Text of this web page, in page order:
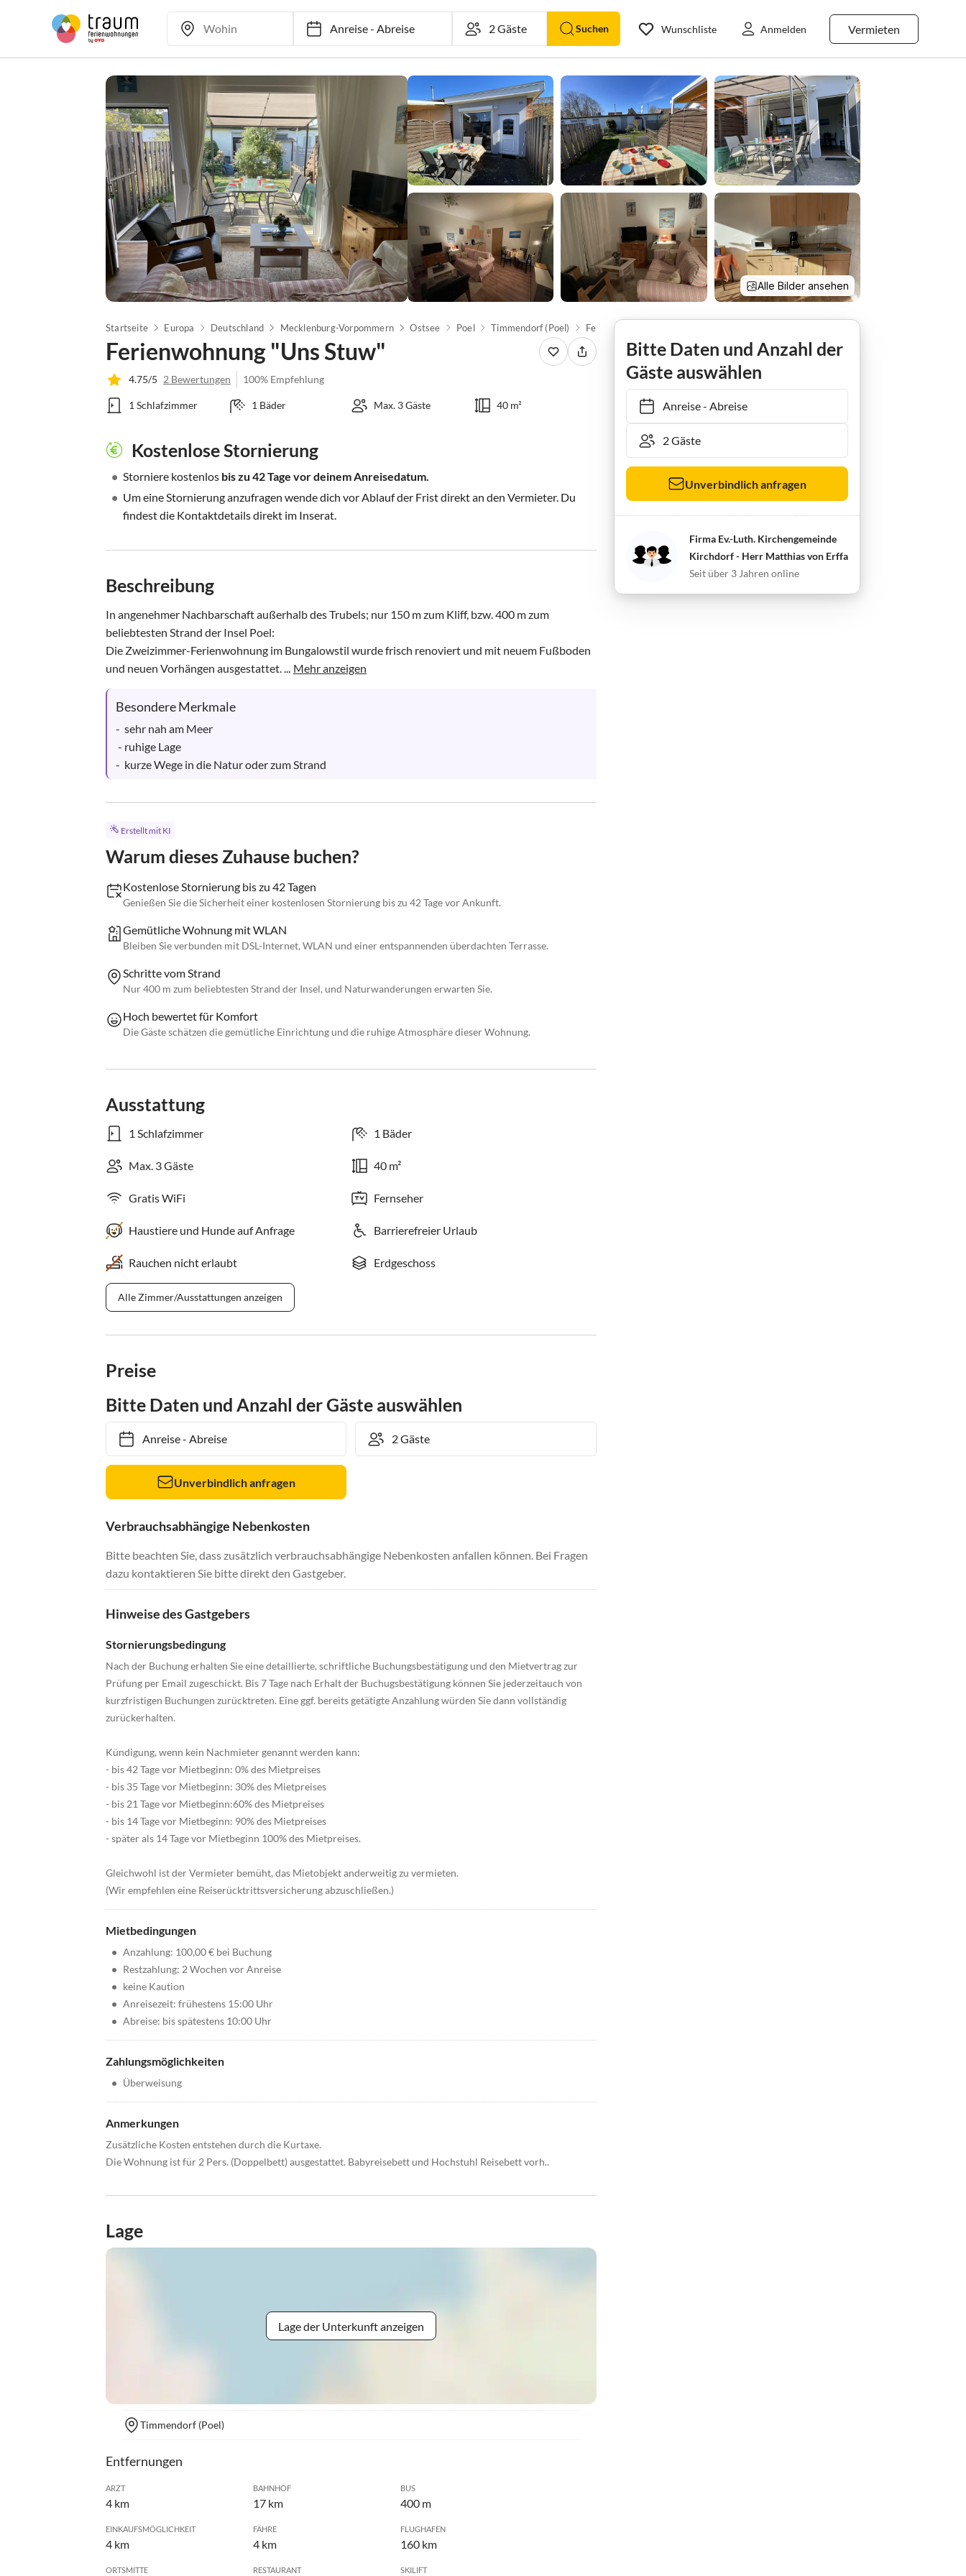
Anreise-Abreise Suchen Vermieten
Wunschliste Anmelden
Alle Bilder ansehen
Startseite Europa Deutschland Mecklenburg-Vorpommern Ostsee Poel Timmendorf (Poel) Ferienwohnung "Uns Stuw"
Ferienwohnung "Uns Stuw"
4.75/5 2 Bewertungen 100% Empfehlung
1 Schlafzimmer 1 Bäder Max. 3 Gäste 40 m²
Kostenlose Stornierung
• Storniere kostenlos bis zu 42 Tage vor deinem Anreisedatum.
• Um eine Stornierung anzufragen wende dich vor Ablauf der Frist direkt an den Vermieter. Du
findest die Kontaktdetails direkt im Inserat.
Beschreibung
In angenehmer Nachbarschaft außerhalb des Trubels; nur 150 m zum Kliff, bzw. 400 m zum
beliebtesten Strand der Insel Poel:
Die Zweizimmer-Ferienwohnung im Bungalowstil wurde frisch renoviert und mit neuem Fußboden
und neuen Vorhängen ausgestattet. ... Mehr anzeigen
Besondere Merkmale
-  sehr nah am Meer
-  kurze Wege in die Natur oder zum Strand
Erstellt mit KI
Warum dieses Zuhause buchen?
Kostenlose Stornierung bis zu 42 Tagen
Genießen Sie die Sicherheit einer kostenlosen Stornierung bis zu 42 Tage vor Ankunft.
Gemütliche Wohnung mit WLAN
Bleiben Sie verbunden mit DSL-Internet, WLAN und einer entspannenden überdachten Terrasse.
Schritte vom Strand
Nur 400 m zum beliebtesten Strand der Insel, und Naturwanderungen erwarten Sie.
Hoch bewertet für Komfort
Die Gäste schätzen die gemütliche Einrichtung und die ruhige Atmosphäre dieser Wohnung.
Ausstattung
1 Schlafzimmer 1 Bäder
Max. 3 Gäste 40 m²
Gratis WiFi Fernseher
Haustiere und Hunde auf Anfrage Barrierefreier Urlaub
Rauchen nicht erlaubt Erdgeschoss
Alle Zimmer/Ausstattungen anzeigen
Preise
Bitte Daten und Anzahl der Gäste auswählen
Anreise- Abreise
Unverbindlich anfragen
Verbrauchsabhängige Nebenkosten
Bitte beachten Sie, dass zusätzlich verbrauchsabhängige Nebenkosten anfallen können. Bei Fragen
dazu kontaktieren Sie bitte direkt den Gastgeber.
Hinweise des Gastgebers
Stornierungsbedingung
Nach der Buchung erhalten Sie eine detaillierte, schriftliche Buchungsbestätigung und den Mietvertrag zur
Prüfung per Email zugeschickt. Bis 7 Tage nach Erhalt der Buchugsbestätigung können Sie jederzeitauch von
kurzfristigen Buchungen zurücktreten. Eine ggf. bereits getätigte Anzahlung würden Sie dann vollständig
zurückerhalten.
Kündigung, wenn kein Nachmieter genannt werden kann:
- bis 42 Tage vor Mietbeginn: 0% des Mietpreises
- bis 35 Tage vor Mietbeginn: 30% des Mietpreises
- bis 21 Tage vor Mietbeginn:60% des Mietpreises
- bis 14 Tage vor Mietbeginn: 90% des Mietpreises
- später als 14 Tage vor Mietbeginn 100% des Mietpreises.
Gleichwohl ist der Vermieter bemüht, das Mietobjekt anderweitig zu vermieten.
(Wir empfehlen eine Reiserücktrittsversicherung abzuschließen.)
Mietbedingungen
• Anzahlung: 100,00 € bei Buchung
• Restzahlung: 2 Wochen vor Anreise
• keine Kaution
• Anreisezeit: frühestens 15:00 Uhr
• Abreise: bis spätestens 10:00 Uhr
Zahlungsmöglichkeiten
• Überweisung
Anmerkungen
Zusätzliche Kosten entstehen durch die Kurtaxe.
Die Wohnung ist für 2 Pers. (Doppelbett) ausgestattet. Babyreisebett und Hochstuhl Reisebett vorh..
Lage
Lage der Unterkunft anzeigen
Timmendorf (Poel)
Entfernungen
ARZT
4 km
BAHNHOF
17 km
BUS
400 m
EINKAUFSMÖGLICHKEIT
4 km
FÄHRE
4 km
FLUGHAFEN
160 km
ORTSMITTE RESTAURANT SKILIFT
Bitte Daten und Anzahl der
Gäste auswählen
Anreise- Abreise
Unverbindlich anfragen
Firma Ev.-Luth. Kirchengemeinde
Kirchdorf - Herr Matthias von Erffa
Seit über 3 Jahren online